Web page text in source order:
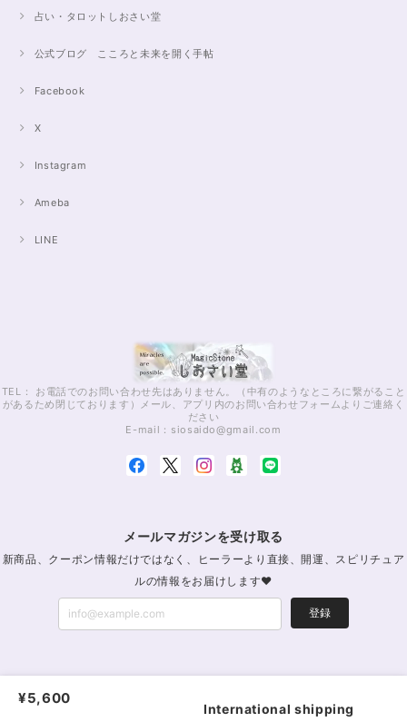
占い・タロットしおさい堂
公式ブログ こころと未来を開く手帖
Facebook
X
Instagram
Ameba
LINE
TEL： お電話でのお問い合わせ先はありません。（中有のようなところに繋がること
があるため閉じております）メール、アプリ内のお問い合わせフォームよりご連絡く
ださい
E-mail： siosaido@gmail.com
メールマガジンを受け取る
新商品、クーポン情報だけではなく、ヒーラーより直接、開運、スピリチュア
ルの情報をお届けします♥
登録
パワーストーン通販・浄化｜MagicStoneしおさい堂｜レイキパワーストーン公式
|プライバシーポリシー 特定商取引法に基づく表記
¥5,600
International shipping